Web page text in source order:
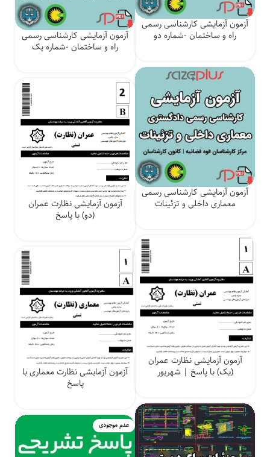
آزمون آزمایشی کارشناسی رسمی
راه و ساختمان -شماره دو آزمون آزمایشی کارشناسی رسمی
راه و ساختمان -شماره یک
آزمون آزمایشی کارشناسی رسمی
معماری داخلی و تزئینات آزمون آزمایشی نظارت عمران
(دو) با پاسخ
آزمون آزمایشی نظارت عمران
(یک) با پاسخ | شهریور آزمون آزمایشی نظارت معماری با
پاسخ
عدم موجودی